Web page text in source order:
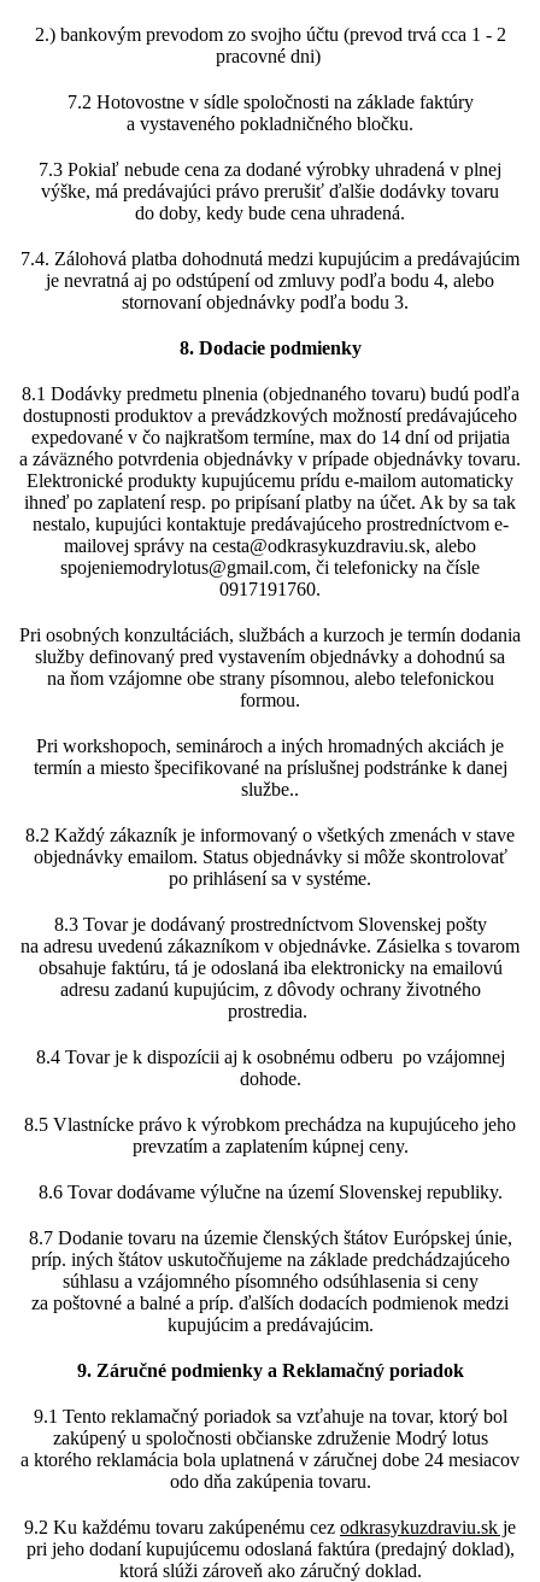
2.) bankovým prevodom zo svojho účtu (prevod trvá cca 1 - 2
pracovné dni)
7.2 Hotovostne v sídle spoločnosti na základe faktúry
a vystaveného pokladničného bločku.
7.3 Pokiaľ nebude cena za dodané výrobky uhradená v plnej
výške, má predávajúci právo prerušiť ďalšie dodávky tovaru
do doby, kedy bude cena uhradená.
7.4. Zálohová platba dohodnutá medzi kupujúcim a predávajúcim
je nevratná aj po odstúpení od zmluvy podľa bodu 4, alebo
stornovaní objednávky podľa bodu 3.
8. Dodacie podmienky
8.1 Dodávky predmetu plnenia (objednaného tovaru) budú podľa
dostupnosti produktov a prevádzkových možností predávajúceho
expedované v čo najkratšom termíne, max do 14 dní od prijatia
a záväzného potvrdenia objednávky v prípade objednávky tovaru.
Elektronické produkty kupujúcemu prídu e-mailom automaticky
ihneď po zaplatení resp. po pripísaní platby na účet. Ak by sa tak
nestalo, kupujúci kontaktuje predávajúceho prostredníctvom e-
mailovej správy na cesta@odkrasykuzdraviu.sk, alebo
spojeniemodrylotus@gmail.com, či telefonicky na čísle
0917191760.
Pri osobných konzultáciách, službách a kurzoch je termín dodania
služby definovaný pred vystavením objednávky a dohodnú sa
na ňom vzájomne obe strany písomnou, alebo telefonickou
formou.
Pri workshopoch, seminároch a iných hromadných akciách je
termín a miesto špecifikované na príslušnej podstránke k danej
službe..
8.2 Každý zákazník je informovaný o všetkých zmenách v stave
objednávky emailom. Status objednávky si môže skontrolovať
po prihlásení sa v systéme.
8.3 Tovar je dodávaný prostredníctvom Slovenskej pošty
na adresu uvedenú zákazníkom v objednávke. Zásielka s tovarom
obsahuje faktúru, tá je odoslaná iba elektronicky na emailovú
adresu zadanú kupujúcim, z dôvody ochrany životného
prostredia.
8.4 Tovar je k dispozícii aj k osobnému odberu po vzájomnej
dohode.
8.5 Vlastnícke právo k výrobkom prechádza na kupujúceho jeho
prevzatím a zaplatením kúpnej ceny.
8.6 Tovar dodávame výlučne na území Slovenskej republiky.
8.7 Dodanie tovaru na územie členských štátov Európskej únie,
príp. iných štátov uskutočňujeme na základe predchádzajúceho
súhlasu a vzájomného písomného odsúhlasenia si ceny
za poštovné a balné a príp. ďalších dodacích podmienok medzi
kupujúcim a predávajúcim.
9. Záručné podmienky a Reklamačný poriadok
9.1 Tento reklamačný poriadok sa vzťahuje na tovar, ktorý bol
zakúpený u spoločnosti občianske združenie Modrý lotus
a ktorého reklamácia bola uplatnená v záručnej dobe 24 mesiacov
odo dňa zakúpenia tovaru.
9.2 Ku každému tovaru zakúpenému cez odkrasykuzdraviu.sk je
pri jeho dodaní kupujúcemu odoslaná faktúra (predajný doklad),
ktorá slúži zároveň ako záručný doklad.